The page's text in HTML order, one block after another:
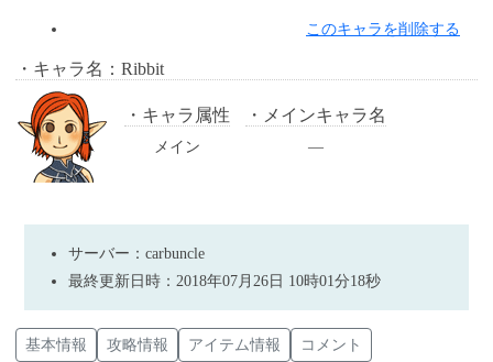
このキャラを削除する
キャラ名：Ribbit
キャラ属性
メイン
メインキャラ名
―
サーバー：carbuncle
最終更新日時：2018年07月26日 10時01分18秒
基本情報 攻略情報 アイテム情報 コメント